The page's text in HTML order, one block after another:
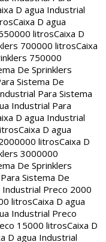
D agua Industrial
Caixa D agua
litrosCaixa D
700000 litrosCaixa
750000
De Sprinklers
Sistema De
Para Sistema
Industrial Para
D agua Industrial
Caixa D agua
litrosCaixa D
3000000
De Sprinklers
Sistema De
Industrial Preco 2000
litrosCaixa D agua
Industrial Preco
15000 litrosCaixa D
D agua Industrial